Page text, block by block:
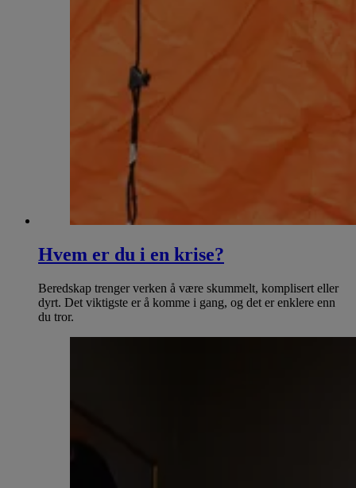
Hvem er du i en krise?
Beredskap trenger verken å være skummelt, komplisert eller
dyrt. Det viktigste er å komme i gang, og det er enklere enn
du tror.